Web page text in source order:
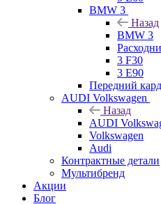
BMW 3
Назад
BMW 3
3 F30
3 E90
Передний
AUDI Volkswagen
Назад
AUDI
Volkswagen
Audi
Контрактные детали
Мультибренд
Акции
Блог